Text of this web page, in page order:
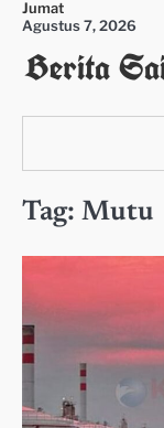
Skip
content
Jumat
Agustus 7, 2026
Berita
Tag: Mutu